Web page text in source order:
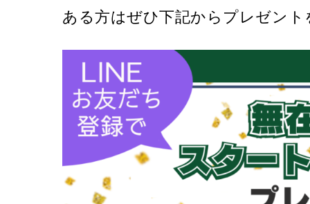
ある方はぜひ下記からプレゼン